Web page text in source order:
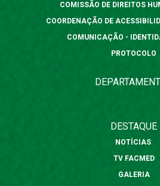
COMISSÃO DE DIREITOS
COORDENAÇÃO DE
COMUNICAÇÃO -
PROTOCOLO
DESTAQUE
NOTÍCIAS
TV FACMED
GALERIA